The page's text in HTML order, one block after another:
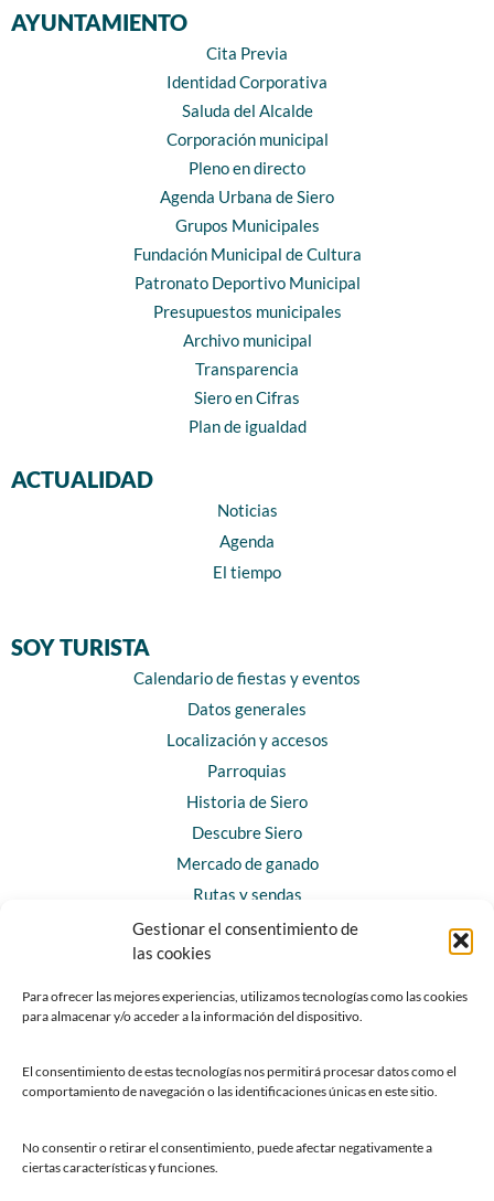
Gestionar el consentimiento de
las cookies
Para ofrecer las mejores experiencias, utilizamos tecnologías como las cookies
para almacenar y/o acceder a la información del dispositivo.
El consentimiento de estas tecnologías nos permitirá procesar datos como el
comportamiento de navegación o las identificaciones únicas en este sitio.
No consentir o retirar el consentimiento, puede afectar negativamente a
ciertas características y funciones.
AYUNTAMIENTO
Cita Previa
Identidad Corporativa
Saluda del Alcalde
Corporación municipal
Pleno en directo
Agenda Urbana de Siero
Grupos Municipales
Fundación Municipal de Cultura
Patronato Deportivo Municipal
Presupuestos municipales
Archivo municipal
Transparencia
Siero en Cifras
Plan de igualdad
ACTUALIDAD
Noticias
Agenda
El tiempo
SOY TURISTA
Calendario de fiestas y eventos
Datos generales
Localización y accesos
Parroquias
Historia de Siero
Descubre Siero
Mercado de ganado
Rutas y sendas
Horarios y contacto
Teléfonos de interés
Chatbot Siero
SEDES ELECTRÓNICAS
Sede del Ayuntamiento de Siero